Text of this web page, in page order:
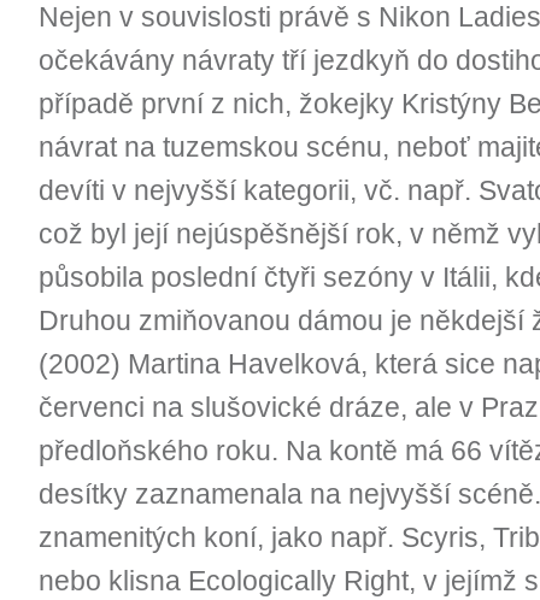
Nejen v souvislosti právě s Nikon
očekávány návraty tří jezdkyň do
případě první z nich, žokejky Kristýny
návrat na tuzemskou scénu, neboť
devíti v nejvyšší kategorii, vč. např.
což byl její nejúspěšnější rok, v němž
působila poslední čtyři sezóny v Itálii,
Druhou zmiňovanou dámou je někdejší
(2002) Martina Havelková, která sice
červenci na slušovické dráze, ale v
předloňského roku. Na kontě má 66
desítky zaznamenala na nejvyšší
znamenitých koní, jako např. Scyris,
nebo klisna Ecologically Right, v jejímž